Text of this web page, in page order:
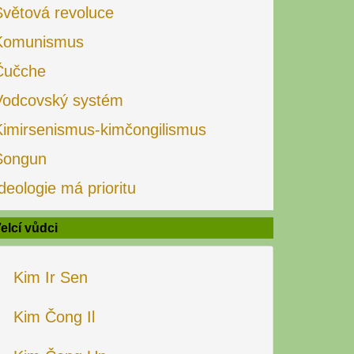
revoluce
systém
kimčongilismus
má prioritu
vůdci
Kim Ir Sen
Kim Čong Il